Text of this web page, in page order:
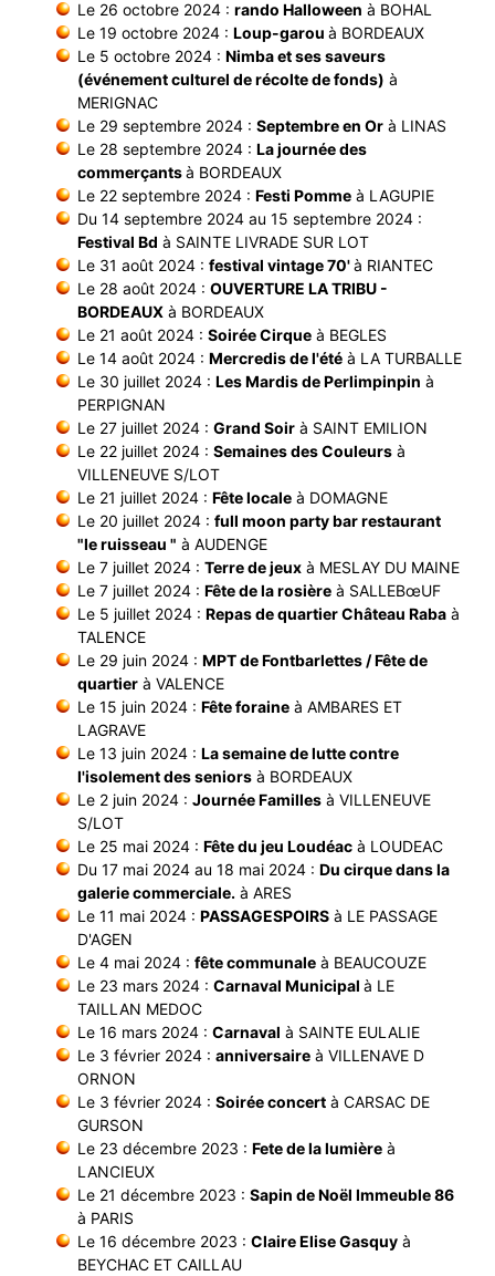
Le 26 octobre 2024 : rando Halloween à BOHAL
Le 19 octobre 2024 : Loup-garou à BORDEAUX
Le 5 octobre 2024 : Nimba et ses saveurs
(événement culturel de récolte de fonds) à
MERIGNAC
Le 29 septembre 2024 : Septembre en Or à LINAS
Le 28 septembre 2024 : La journée des
commerçantsà BORDEAUX
Le 22 septembre 2024 : Festi Pomme à LAGUPIE
Du 14 septembre 2024 au 15 septembre 2024 :
Festival Bd à SAINTE LIVRADE SUR LOT
Le 31 août 2024 : festival vintage 70'à RIANTEC
Le 28 août 2024 : OUVERTURE LA TRIBU -
BORDEAUX à BORDEAUX
Le 21 août 2024 : Soirée Cirque à BEGLES
Le 14 août 2024 : Mercredis de l'été à LA TURBALLE
Le 30 juillet 2024 : Les Mardis de Perlimpinpin à
PERPIGNAN
Le 27 juillet 2024 : Grand Soir à SAINT EMILION
Le 22 juillet 2024 : Semaines des Couleurs à
VILLENEUVE S/LOT
Le 21 juillet 2024 : Fête locale à DOMAGNE
Le 20 juillet 2024 : full moon party bar restaurant
"le ruisseau " à AUDENGE
Le 7 juillet 2024 : Terre de jeux à MESLAY DU MAINE
Le 7 juillet 2024 : Fête de la rosière à SALLEBœUF
Le 5 juillet 2024 : Repas de quartier Château Raba à
TALENCE
Le 29 juin 2024 : MPT de Fontbarlettes / Fête de
quartier à VALENCE
Le 15 juin 2024 : Fête foraine à AMBARES ET
LAGRAVE
Le 13 juin 2024 : La semaine de lutte contre
l'isolement des seniors à BORDEAUX
Le 2 juin 2024 : Journée Familles à VILLENEUVE
S/LOT
Le 25 mai 2024 : Fête du jeu Loudéac à LOUDEAC
Du 17 mai 2024 au 18 mai 2024 : Du cirque dans la
galerie commerciale. à ARES
Le 11 mai 2024 : PASSAGESPOIRS à LE PASSAGE
D'AGEN
Le 4 mai 2024 : fête communale à BEAUCOUZE
Le 23 mars 2024 : Carnaval Municipal à LE
TAILLAN MEDOC
Le 16 mars 2024 : Carnaval à SAINTE EULALIE
Le 3 février 2024 : anniversaire à VILLENAVE D
ORNON
Le 3 février 2024 : Soirée concert à CARSAC DE
GURSON
Le 23 décembre 2023 : Fete de la lumière à
LANCIEUX
Le 21 décembre 2023 : Sapin de Noël Immeuble 86
à PARIS
Le 16 décembre 2023 : Claire Elise Gasquy à
BEYCHAC ET CAILLAU